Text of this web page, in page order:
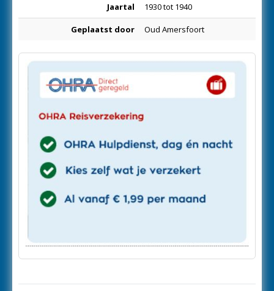
Jaartal 1930 tot 1940
Geplaatst door Oud Amersfoort